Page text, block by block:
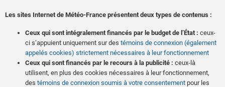
Les sites Internet de Météo-France présentent deux types de contenus :
Ceux qui sont intégralement financés par le budget de l’État : ceux-
ci s’appuient uniquement sur des témoins de connexion (également
appelés cookies) strictement nécessaires à leur fonctionnement
Ceux qui sont financés par le recours à la publicité : ceux-là
utilisent, en plus des cookies nécessaires à leur fonctionnement,
des témoins de connexion soumis à votre consentement pour les